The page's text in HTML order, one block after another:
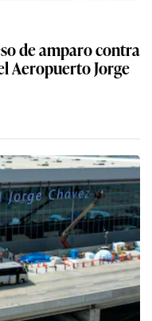
de amparo contra
Aeropuerto Jorge